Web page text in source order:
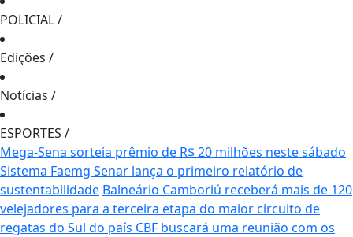
POLICIAL/
Edições /
Notícias /
ESPORTES /
Mega-Sena sorteia prêmio de R$ 20 milhões neste sábado
Sistema Faemg Senar lança o primeiro relatório de
sustentabilidade Balneário Camboriú receberá mais de 120
velejadores para a terceira etapa do maior circuito de
regatas do Sul do país CBF buscará uma reunião com os